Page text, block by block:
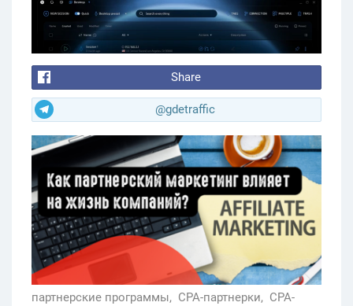
Share
@gdetraffic
партнерские программы, CPA-партнерки, CPA-